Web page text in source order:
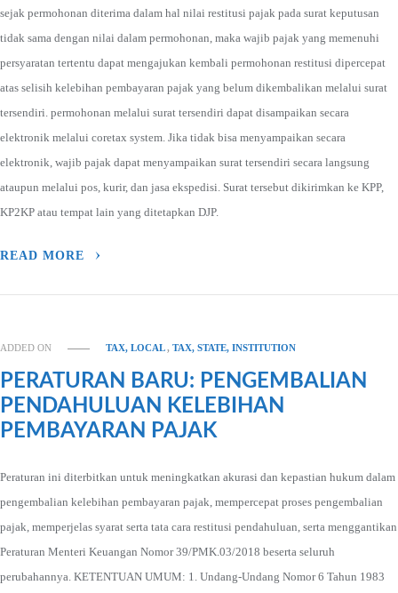
sejak permohonan diterima dalam hal nilai restitusi pajak pada surat keputusan
tidak sama dengan nilai dalam permohonan, maka wajib pajak yang memenuhi
persyaratan tertentu dapat mengajukan kembali permohonan restitusi dipercepat
atas selisih kelebihan pembayaran pajak yang belum dikembalikan melalui surat
tersendiri. permohonan melalui surat tersendiri dapat disampaikan secara
elektronik melalui coretax system. Jika tidak bisa menyampaikan secara
elektronik, wajib pajak dapat menyampaikan surat tersendiri secara langsung
ataupun melalui pos, kurir, dan jasa ekspedisi. Surat tersebut dikirimkan ke KPP,
KP2KP atau tempat lain yang ditetapkan DJP.
READ MORE
ADDED ON TAX, LOCAL,TAX, STATE, INSTITUTION
PERATURAN BARU: PENGEMBALIAN
PENDAHULUAN KELEBIHAN
PEMBAYARAN PAJAK
Peraturan ini diterbitkan untuk meningkatkan akurasi dan kepastian hukum dalam
pengembalian kelebihan pembayaran pajak, mempercepat proses pengembalian
pajak, memperjelas syarat serta tata cara restitusi pendahuluan, serta menggantikan
Peraturan Menteri Keuangan Nomor 39/PMK.03/2018 beserta seluruh
perubahannya. KETENTUAN UMUM: 1. Undang-Undang Nomor 6 Tahun 1983